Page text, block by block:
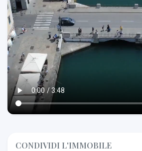
CONDIVIDI L'IMMOBILE